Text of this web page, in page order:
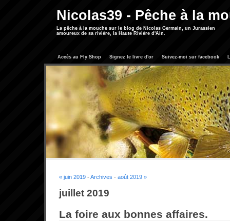
Nicolas39 - Pêche à la
La pêche à la mouche sur le blog de Nicolas Germain, un Jurassien
amoureux de sa rivière, la Haute Rivière d'Ain.
Accès au Fly Shop Signez le livre d'or Suivez-moi sur facebook
« juin 2019 -Archives - août 2019 »
juillet 2019
La foire aux bonnes affaires.